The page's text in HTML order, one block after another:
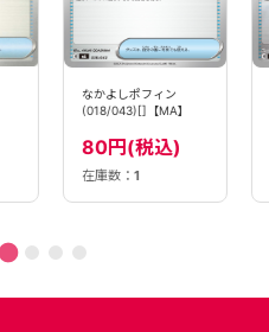
なかよしポフィン
(018/043)[]【MA】
80円(税込)
在庫数： 1